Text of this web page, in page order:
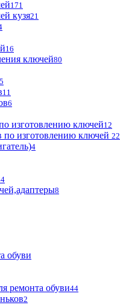
171
кузя21
16
ключей80
5
11
6
изготовлению ключей12
по изготовлению ключей 22
4
8
обуви
ремонта обуви44
2